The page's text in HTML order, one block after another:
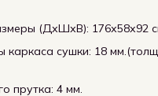
(ДхШхВ): 176х58х92
сушки: 18
прутка: 4 мм.